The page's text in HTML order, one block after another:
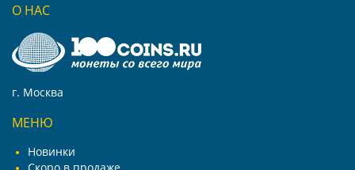
О НАС
г. Москва
МЕНЮ
Новинки